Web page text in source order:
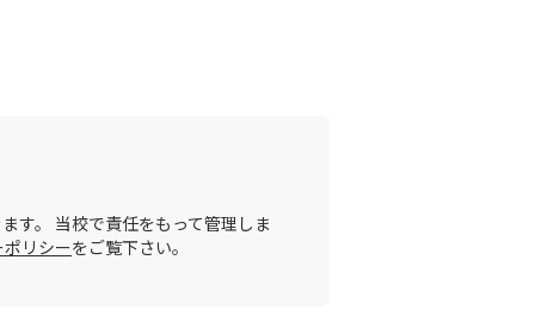
す。 当校で責任をもって管理しま
リシーをご覧下さい。